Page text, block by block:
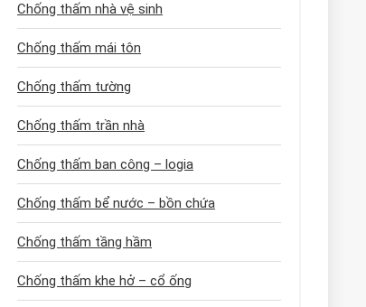
Chống thấm nhà vệ sinh
Chống thấm mái tôn
Chống thấm tường
Chống thấm trần nhà
Chống thấm ban công – logia
Chống thấm bể nước – bồn chứa
Chống thấm tầng hầm
Chống thấm khe hở – cổ ống